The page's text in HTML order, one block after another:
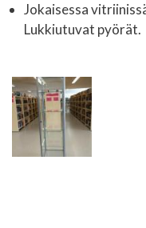
Jokaisessa
Lukkiutuvat pyörät.